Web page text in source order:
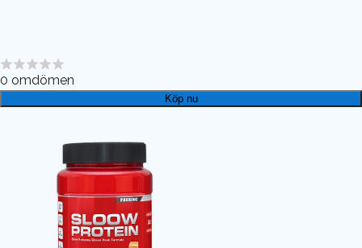
0 omdömen
Köp nu